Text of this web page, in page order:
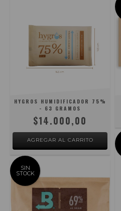
HYGROS HUMIDIFICADOR 75%
- 63 GRAMOS
$14.000,00
SIN
STOCK